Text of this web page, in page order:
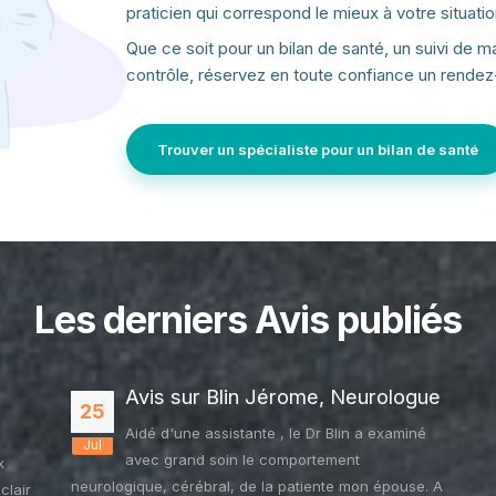
praticien qui correspond le mieux à votre
Que ce soit pour un bilan de santé, un suivi de
contrôle, réservez en toute confiance un
Trouver un spécialiste pour un bilan de santé
Les derniers Avis publiés
25
Jul
Avis sur Blin Jérome, Neurologue
Aidé d'une assistante , le Dr Blin a examiné
avec grand soin le comportement
neurologique, cérébral, de la patiente mon épouse. A